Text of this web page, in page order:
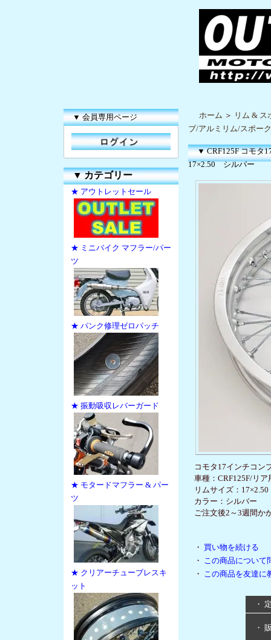
▼ 会員専用ページ
▼カテゴリー
★ アウトレットセール
★ ミニバイク マフラー/パー
ツ
★ パンク修理ゼロパッチ
★ 振動吸収レバーガード
★ モタードマフラー & パー
ツ
★ クリアーチューブレスキ
ット
ホーム ＞ リム & ス
ブ/アルミリム/スポー
▼ CRF125F コモタ
17×2.50 シルバー
コモタ17インチコン
車種：CRF125F/リア
リムサイズ：17×2.50
カラー：シルバー
ご注文後2～3週間か
・ 買い物を続ける
・ この商品について
・ この商品を友達に
・
・